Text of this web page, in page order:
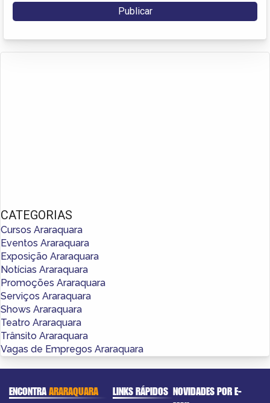
CATEGORIAS
Cursos Araraquara
Eventos Araraquara
Exposição Araraquara
Notícias Araraquara
Promoções Araraquara
Serviços Araraquara
Shows Araraquara
Teatro Araraquara
Trânsito Araraquara
Vagas de Empregos Araraquara
ENCONTRAARARAQUARA LINKS RÁPIDOS NOVIDADES POR E-